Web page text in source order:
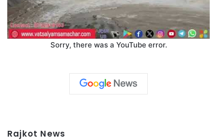
Sorry, there was a YouTube error.
Rajkot News